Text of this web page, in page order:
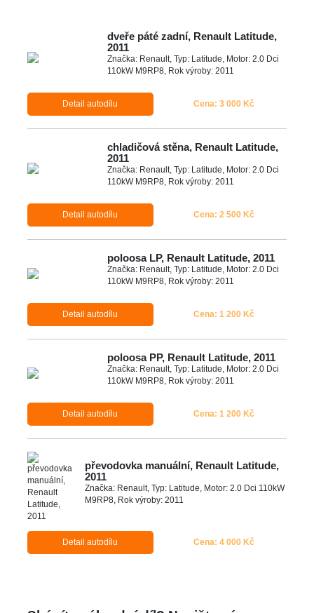
dveře páté zadní, Renault Latitude,
2011
Značka: Renault, Typ: Latitude, Motor: 2.0 Dci
110kW M9RP8, Rok výroby: 2011
Detail autodílu Cena: 3 000 Kč
chladičová stěna, Renault Latitude,
2011
Značka: Renault, Typ: Latitude, Motor: 2.0 Dci
110kW M9RP8, Rok výroby: 2011
Detail autodílu Cena: 2 500 Kč
poloosa LP, Renault Latitude, 2011
Značka: Renault, Typ: Latitude, Motor: 2.0 Dci
110kW M9RP8, Rok výroby: 2011
Detail autodílu Cena: 1 200 Kč
poloosa PP, Renault Latitude, 2011
Značka: Renault, Typ: Latitude, Motor: 2.0 Dci
110kW M9RP8, Rok výroby: 2011
Detail autodílu Cena: 1 200 Kč
převodovka manuální, Renault Latitude,
2011
Značka: Renault, Typ: Latitude, Motor: 2.0 Dci 110kW
M9RP8, Rok výroby: 2011
Detail autodílu Cena: 4 000 Kč